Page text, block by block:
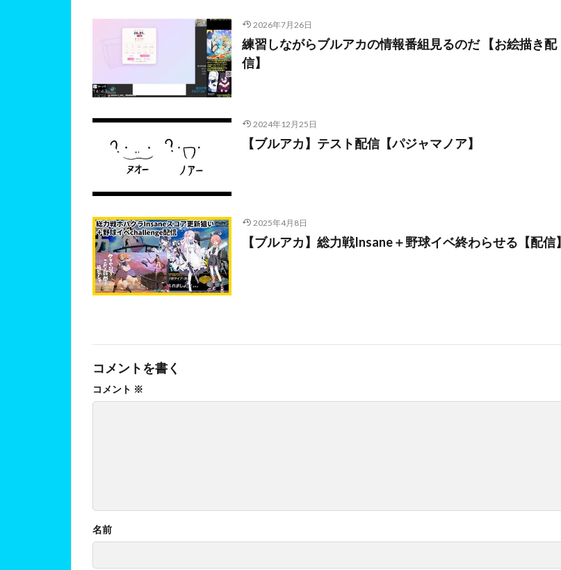
2026年7月26日
練習しながらブルアカの情報番組見るのだ 【お絵描き配
信】
2024年12月25日
【ブルアカ】テスト配信【パジャマノア】
2025年4月8日
【ブルアカ】総力戦Insane＋野球イベ終わらせる【配信】
コメントを書く
コメント ※
名前